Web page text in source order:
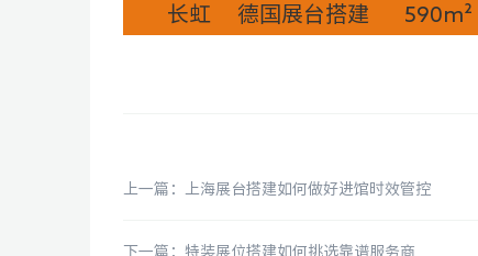
长虹 德国展台搭建 590m²
上一篇：上海展台搭建如何做好进馆时效管控
下一篇：特装展位搭建如何挑选靠谱服务商